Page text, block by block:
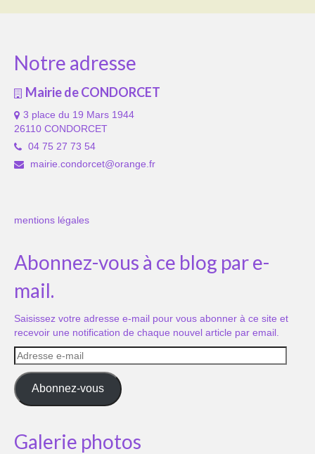
Notre adresse
Mairie de CONDORCET
3 place du 19 Mars 1944
26110 CONDORCET
04 75 27 73 54
mairie.condorcet@orange.fr
mentions légales
Abonnez-vous à ce blog par e-
mail.
Saisissez votre adresse e-mail pour vous abonner à ce site et
recevoir une notification de chaque nouvel article par email.
Adresse
e-
mail
Abonnez-vous
Galerie photos